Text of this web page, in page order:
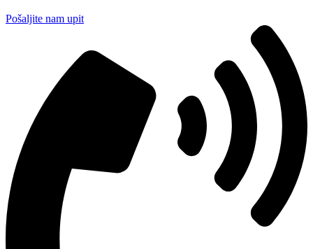
Pošaljite nam upit